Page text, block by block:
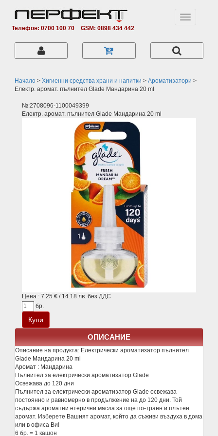
Телефон: 0700 100 70 GSM: 0898 434 442
Toggle
Начало > Хигиенни средства храни и напитки > Ароматизатори >
Електр. аромат. пълнител Glade Мандарина 20 ml
№:2708096-1100049399
Електр. аромат. пълнител Glade Мандарина 20 ml
Цена : 7.25 € / 14.18 лв. без ДДС
бр.
ОПИСАНИЕ
Описание на продукта: Електрически ароматизатор пълнител
Glade Мандарина 20 ml
Аромат : Мандарина
Пълнител за електрически ароматизатор Glade
Освежава до 120 дни
Пълнител за електрически ароматизатор Glade освежава
постоянно и равномерно в продължение на до 120 дни. Той
съдържа ароматни етерични масла за още по-траен и плътен
аромат. Изберете Вашият аромат, който да съживи въздуха в дома
или в офиса Ви!
6 бр. = 1 кашон